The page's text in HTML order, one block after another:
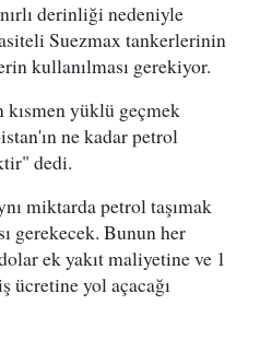
derinliği nedeniyle
Suezmax tankerlerinin
kullanılması gerekiyor.
yüklü geçmek
ne kadar petrol
dedi.
miktarda petrol taşımak
gerekecek. Bunun her
ek yakıt maliyetine ve 1
ücretine yol açacağı